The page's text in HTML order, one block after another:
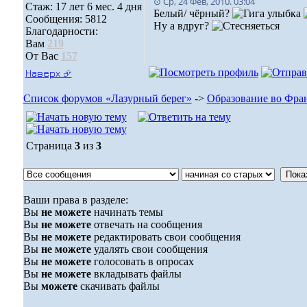
Стаж: 17 лет 6 мес. 4 дня
Сообщения: 5812
Благодарности:
Вам 219
От Вас 157
Белый/ чёрный?
Ну а вдруг?
Наверх ⮵
Список форумов «Лазурный берег» -> Образование во
Страница 3из 3
Ваши права в разделе:
Вы не можетеначинать темы
Вы не можетеотвечать на сообщения
Вы не можетередактировать свои сообщения
Вы не можетеудалять свои сообщения
Вы не можетеголосовать в опросах
Вы не можетевкладывать файлы
Вы можетескачивать файлы